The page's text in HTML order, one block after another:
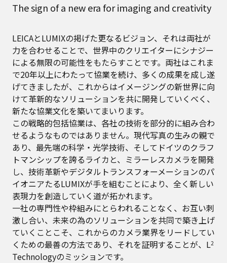
The sign of a new era for imaging and creativity
LEICAとLUMIXの掲げた更なるビジョン、それは両社が
力を合わせることで、世界中のクリエイターにシナジー
による無限の可能性をもたらすことです。両社はこれま
で20年以上にわたって協業を続け、多くの成果を成し遂
げてきましたが、これからはイメージングの新世界に向
けて革新的なソリューションを共に開発していくべく、
新たな協業文化を築いてまいります。
この戦略的包括協業は、各社の技術を部分的に組み合わ
せるようなものではありません。現代写真の生みの親で
あり、最先端の科学・光学技術、そしてドイツのクラフ
トマンシップを誇るライカと、ミラーレスカメラを開発
し、技術革新やデジタルトランスフォーメーションのパ
イオニアたるLUMIXが手を組むことにより、全く新しい
表現力を創造していく道が拓かれます。
一社の専門性や枠組みにとらわれることなく、お互い刺
激し合い、未来の為のソリューションを共同で築き上げ
ていくことこそ、これからのカメラ業界をリードしてい
くための最善の方法であり、それを証明することが、L2
Technologyのミッションです。